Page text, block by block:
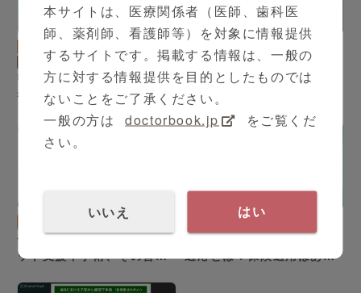
3:09
乳腺甲状腺外科
中条 哲浩 先生
甲状腺内視鏡手術とは ; 手
術の特徴や適用される腫瘍
はどれ？
乳腺甲状腺外科
中条 哲浩 先生
根治性と安全性を両立した
甲状腺内視鏡手術
小林 裕明 先生
子宮がん治療におけるロボ
ット支援下手術、その普及
3:00
小林 裕明 先生
子宮がんのロボット手術の
適応とは：保険適用はある
本サイトは、医療関係者（医師、歯科医
師、薬剤師、看護師等）を対象に情報提供
するサイトです。掲載する情報は、一般の
方に対する情報提供を目的としたものでは
ないことをご了承ください。
一般の方は
doctorbook.jp
をご覧くだ
さい。
いいえ はい